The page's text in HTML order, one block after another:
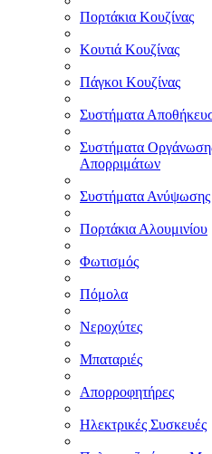
Πορτάκια Κουζίνας
Κουτιά Κουζίνας
Πάγκοι Κουζίνας
Συστήματα
Συστήματα
Απορριμάτων
Συστήματα
Πορτάκια Αλουμινίου
Φωτισμός
Πόμολα
Νεροχύτες
Μπαταριές
Απορροφητήρες
Ηλεκτρικές Συσκευές